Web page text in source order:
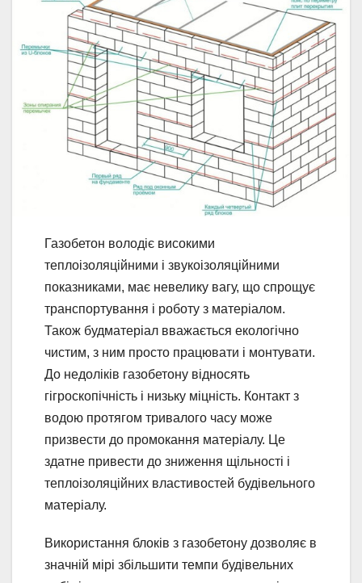
Газобетон володіє високими
теплоізоляційними і звукоізоляційними
показниками, має невелику вагу, що спрощує
транспортування і роботу з матеріалом.
Також будматеріал вважається екологічно
чистим, з ним просто працювати і монтувати.
До недоліків газобетону відносять
гігроскопічність і низьку міцність. Контакт з
водою протягом тривалого часу може
призвести до промокання матеріалу. Це
здатне привести до зниження щільності і
теплоізоляційних властивостей будівельного
матеріалу.
Використання блоків з газобетону дозволяє в
значній мірі збільшити темпи будівельних